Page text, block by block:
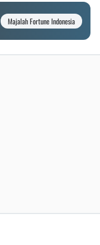
Majalah Fortune Indonesia